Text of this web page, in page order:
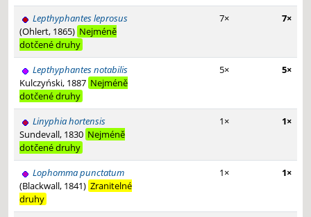
Lepthyphantes leprosus
(Ohlert, 1865) Nejméně
dotčené druhy
7× 7×
Lepthyphantes notabilis
Kulczyński, 1887 Nejméně
dotčené druhy
5× 5×
Linyphia hortensis
Sundevall, 1830 Nejméně
dotčené druhy
1× 1×
Lophomma punctatum
(Blackwall, 1841) Zranitelné
druhy
1× 1×